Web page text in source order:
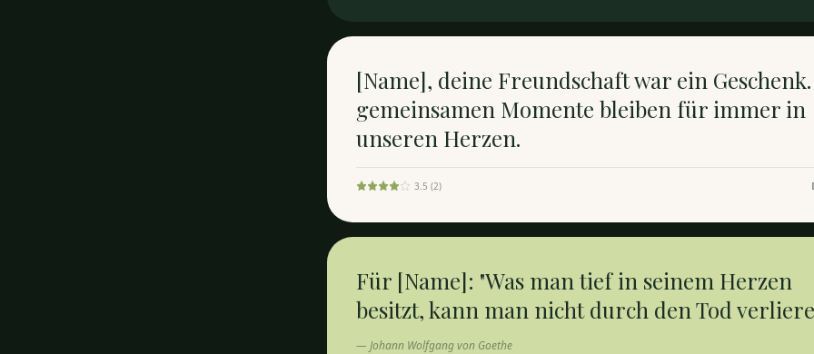
[Name], deine Freundschaft war ein
gemeinsamen Momente bleiben für immer in
unseren Herzen.
3.5 (2)
Für [Name]: "Was man tief in seinem Herzen
besitzt, kann man nicht durch den Tod
— Johann Wolfgang von Goethe